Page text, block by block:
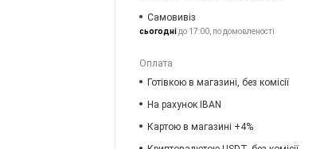
Самовивіз
сьогоднідо 17:00, по домовленості
Оплата
Готівкою в магазині, без комісії
На рахунок IBAN
Картою в магазині +4%